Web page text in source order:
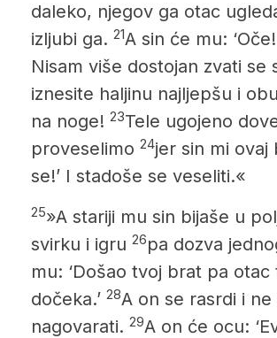
daleko, njegov ga otac
izljubi ga. 21A sin će mu:
Nisam više dostojan zvati se
iznesite haljinu najljepšu i
na noge! 23Tele ugojeno
proveselimo 24jer sin mi ovaj
se!’ I stadoše se veseliti.«
25»A stariji mu sin bijaše u
svirku i igru 26pa dozva
mu: ‘Došao tvoj brat pa
dočeka.’ 28A on se rasrdi i
nagovarati. 29A on će ocu: